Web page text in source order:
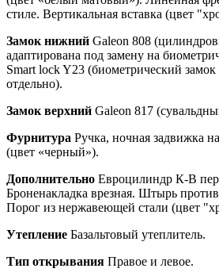
стиле. Вертикальная вставка (цвет
Замок нижний Galeon 808
адаптирована под замену на
Smart lock Y23 (биометрический замок
отдельно).
Замок верхний Galeon 817
Фурнитура Ручка, ночная задвижка
(цвет «черный»).
Дополнительно Евроцилиндр К-В
Броненакладка врезная. Штырь
Порог из нержавеющей стали (цвет
Утепление Базальтовый утеплитель.
Тип открывания Правое и левое.